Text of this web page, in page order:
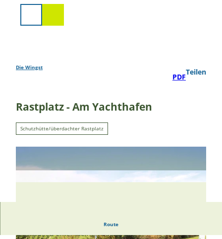
Die Wingst
PDF
Teilen
Rastplatz - Am Yachthafen
Schutzhütte/überdachter Rastplatz
Route
Der Rastplatz mit Schutzhütte liegt direkt an der Oste
und lädt zu einer kleinen Pause ein.